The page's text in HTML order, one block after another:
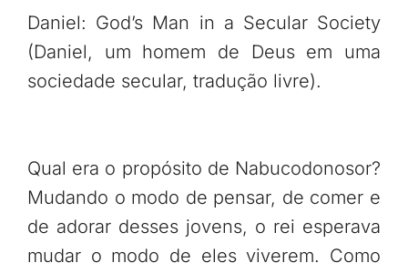
Daniel: God’s Man in a Secular Society
(Daniel, um homem de Deus em uma
sociedade secular, tradução livre).
Qual era o propósito de Nabucodonosor?
Mudando o modo de pensar, de comer e
de adorar desses jovens, o rei esperava
mudar o modo de eles viverem. Como